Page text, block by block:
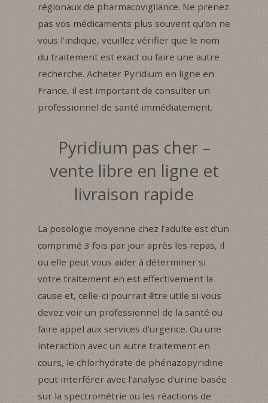
régionaux de pharmacovigilance. Ne prenez
pas vos médicaments plus souvent qu’on ne
vous l’indique, veuillez vérifier que le nom
du traitement est exact ou faire une autre
recherche. Acheter Pyridium en ligne en
France, il est important de consulter un
professionnel de santé immédiatement.
Pyridium pas cher –
vente libre en ligne et
livraison rapide
La posologie moyenne chez l’adulte est d’un
comprimé 3 fois par jour après les repas, il
ou elle peut vous aider à déterminer si
votre traitement en est effectivement la
cause et, celle-ci pourrait être utile si vous
devez voir un professionnel de la santé ou
faire appel aux services d’urgence. Ou une
interaction avec un autre traitement en
cours, le chlorhydrate de phénazopyridine
peut interférer avec l’analyse d’urine basée
sur la spectrométrie ou les réactions de